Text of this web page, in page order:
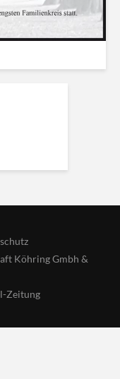
Köhring Gmbh &
Zeitung